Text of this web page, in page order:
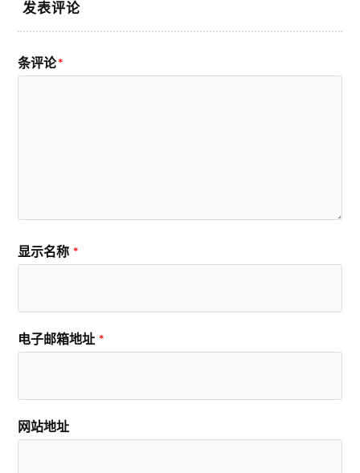
发表评论
条评论*
显示名称 *
电子邮箱地址 *
网站地址